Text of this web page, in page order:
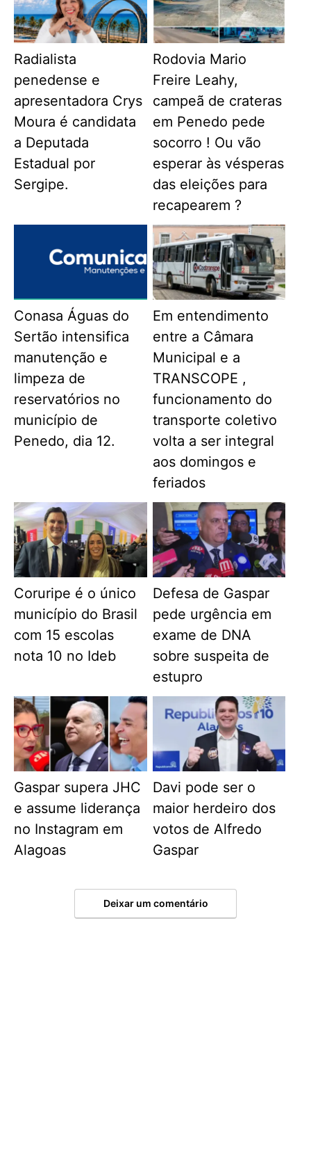
Radialista
penedense e
apresentadora Crys
Moura é candidata
a Deputada
Estadual por
Sergipe.
Rodovia Mario
Freire Leahy,
campeã de crateras
em Penedo pede
socorro ! Ou vão
esperar às vésperas
das eleições para
recapearem ?
Conasa Águas do
Sertão intensifica
manutenção e
limpeza de
reservatórios no
município de
Penedo, dia 12.
Em entendimento
entre a Câmara
Municipal e a
TRANSCOPE ,
funcionamento do
transporte coletivo
volta a ser integral
aos domingos e
feriados
Coruripe é o único
município do Brasil
com 15 escolas
nota 10 no Ideb
Defesa de Gaspar
pede urgência em
exame de DNA
sobre suspeita de
estupro
Gaspar supera JHC
e assume liderança
no Instagram em
Alagoas
Davi pode ser o
maior herdeiro dos
votos de Alfredo
Gaspar
Deixar um comentário